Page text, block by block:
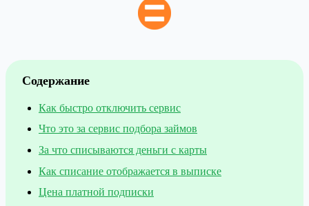
Содержание
Как быстро отключить сервис
Что это за сервис подбора займов
За что списываются деньги с карты
Как списание отображается в выписке
Цена платной подписки